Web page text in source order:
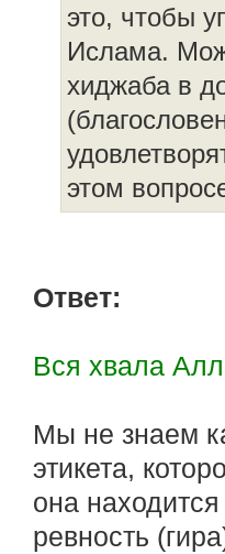
это, чтобы
Ислама.
хиджаба в
этом
Ответ:
Вся хвала
Мы не знаем
этикета,
она
ревность